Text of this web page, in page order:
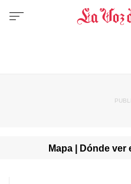
Mapa | Dónde ver